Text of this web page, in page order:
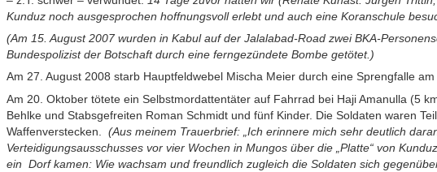
Kunduz noch ausgesprochen hoffnungsvoll erlebt und auch eine Koranschule
(Am 15. August 2007 wurden in Kabul auf der Jalalabad-Road zwei BKA-
Bundespolizist der Botschaft durch eine ferngezündete Bombe getötet.)
Am 27. August 2008 starb Hauptfeldwebel Mischa Meier durch eine Sprengfalle
Am 20. Oktober tötete ein Selbstmordattentäter auf Fahrrad bei Haji Amanulla (5
Behlke und Stabsgefreiten Roman Schmidt und fünf Kinder. Die Soldaten waren
Waffenverstecken. (Aus meinem Trauerbrief: „Ich erinnere mich sehr deutlich
Verteidigungsausschusses vor vier Wochen in Mungos über die „Platte“ von
ein Dorf kamen: Wie wachsam und freundlich zugleich die Soldaten sich